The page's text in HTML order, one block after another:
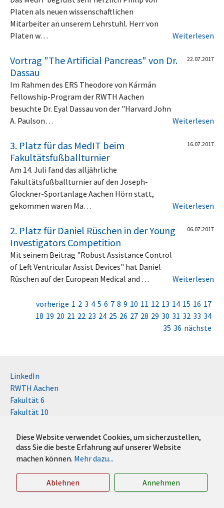
Diese Website verwendet Cookies, um sicherzustellen,
dass Sie die beste Erfahrung auf unserer Website
machen können. Mehr dazu...
Ablehnen Annehmen
Platen als neuen wissenschaftlichen
Mitarbeiter an unserem Lehrstuhl. Herr von
Platen w…
Weiterlesen
Vortrag "The Artificial Pancreas" von Dr.
Dassau
22.07.2017
Im Rahmen des ERS Theodore von Kármán
Fellowship-Program der RWTH Aachen
besuchte Dr. Eyal Dassau von der "Harvard John
A. Paulson…
Weiterlesen
3. Platz für das MedIT beim
Fakultätsfußballturnier
16.07.2017
Am 14. Juli fand das alljährliche
Fakultätsfußballturnier auf den Joseph-
Glockner-Sportanlage Aachen Hörn statt,
gekommen waren Ma…
Weiterlesen
2. Platz für Daniel Rüschen in der Young
Investigators Competition
06.07.2017
Mit seinem Beitrag "Robust Assistance Control
of Left Ventricular Assist Devices" hat Daniel
Rüschen auf der European Medical and …
Weiterlesen
vorherige 1 2 3 4 5 6 7 8 9 10 11 12 13 14 15 16 17
18 19 20 21 22 23 24 25 26 27 28 29 30 31 32 33 34
35 36 nächste
LinkedIn
RWTH Aachen
Fakultät 6
Fakultät 10
Kontakt
Disclaimer (RWTH)